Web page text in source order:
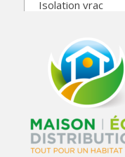
Isolation vrac